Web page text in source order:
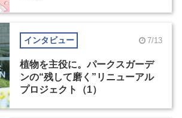
インタビュー 7/13
植物を主役に。パークスガーデ
ンの“残して磨く”リニューアル
プロジェクト（1）